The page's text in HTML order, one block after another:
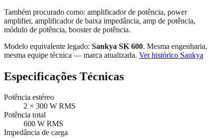
Também procurado como: amplificador de potência, power
amplifier, amplificador de baixa impedância, amp de potência,
módulo de potência, booster de potência.
Modelo equivalente legado: Sankya SK 600. Mesma engenharia,
mesma equipe técnica — marca atualizada. Ver histórico Sankya
Especificações Técnicas
Potência estéreo
2 × 300 W RMS
Potência total
600 W RMS
Impedância de carga